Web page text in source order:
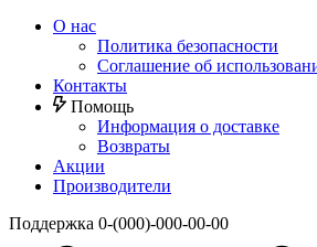
О нас
Политика безопасности
Соглашение об
Контакты
Помощь
Информация о доставке
Возвраты
Акции
Производители
Поддержка 0-(000)-000-00-00